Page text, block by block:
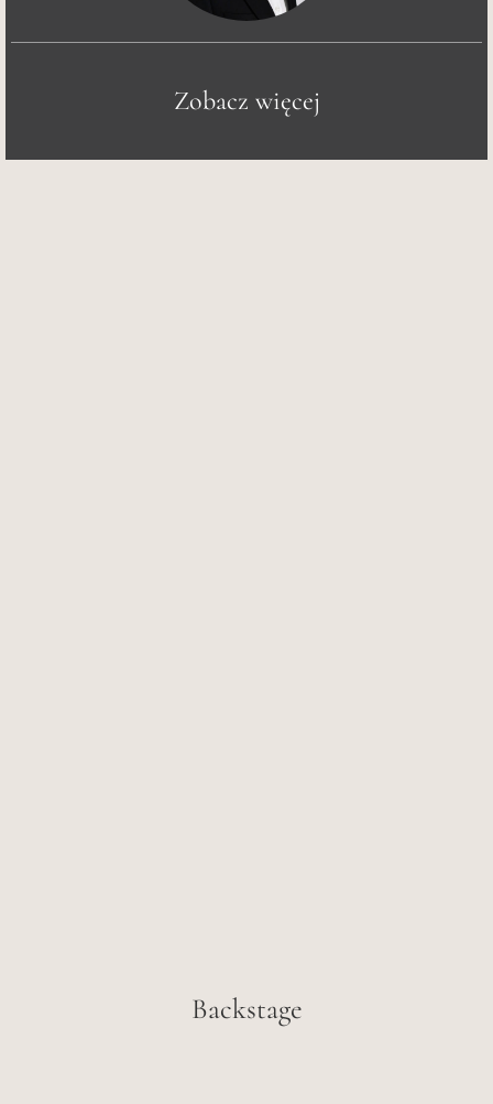
Zobacz więcej
Backstage